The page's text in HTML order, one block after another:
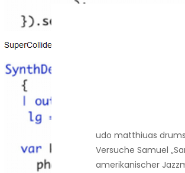
udo matthiuas
Versuche Samuel
amerikanischer